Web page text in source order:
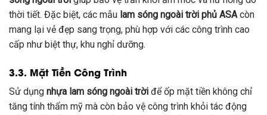
thời tiết. Đặc biệt, các mẫu lam sóng ngoài trời phủ ASAcòn
mang lại vẻ đẹp sang trọng, phù hợp với các công trình cao
cấp như biệt thự, khu nghỉ dưỡng.
3.3. Mặt Tiền Công Trình
Sử dụng nhựa lam sóng ngoài trời để ốp mặt tiền không chỉ
tăng tính thẩm mỹ mà còn bảo vệ công trình khỏi tác động